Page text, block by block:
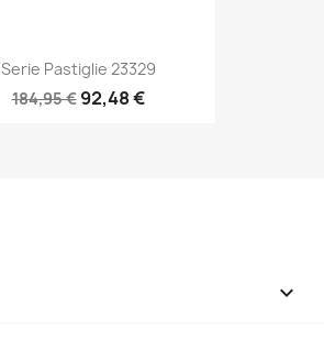
Serie Pastiglie 23329
184,95 € 92,48 €
